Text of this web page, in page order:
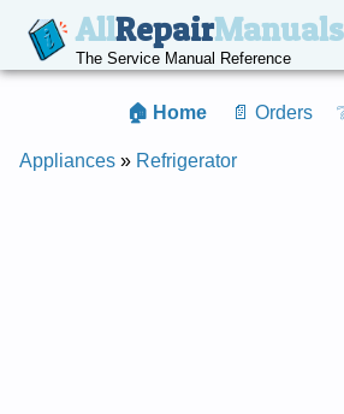
AllRepairManuals
The Service Manual Reference
🏠 Home 📄 Orders
Appliances » Refrigerator